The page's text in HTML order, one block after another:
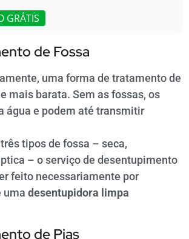
GRÁTIS
de Fossa
uma forma de tratamento de
mais barata. Sem as fossas, os
água e podem até transmitir
tipos de fossa – seca,
– o serviço de desentupimento
feito necessariamente por
uma desentupidora limpa
de Pias